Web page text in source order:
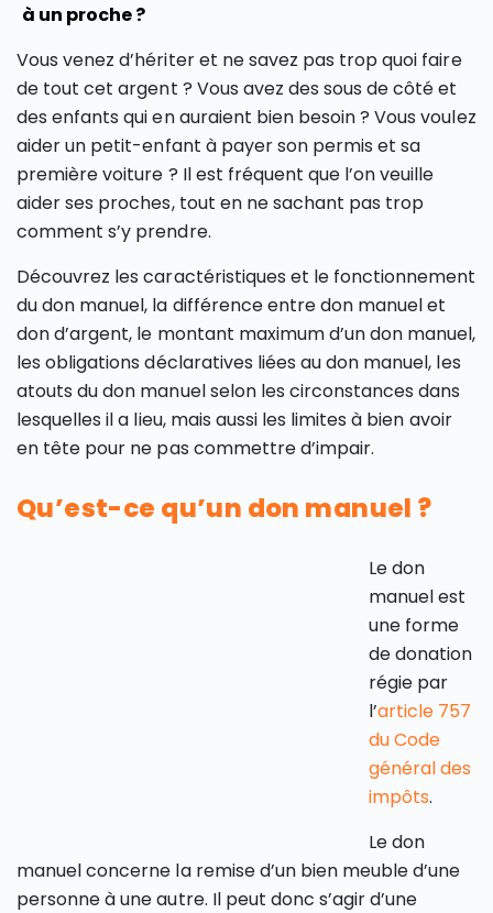
à un proche ?
Vous venez d’hériter et ne savez pas trop quoi faire
de tout cet argent ? Vous avez des sous de côté et
des enfants qui en auraient bien besoin ? Vous voulez
aider un petit-enfant à payer son permis et sa
première voiture ? Il est fréquent que l’on veuille
aider ses proches, tout en ne sachant pas trop
comment s’y prendre.
Découvrez les caractéristiques et le fonctionnement
du don manuel, la différence entre don manuel et
don d’argent, le montant maximum d’un don manuel,
les obligations déclaratives liées au don manuel, les
atouts du don manuel selon les circonstances dans
lesquelles il a lieu, mais aussi les limites à bien avoir
en tête pour ne pas commettre d’impair.
Qu’est-ce qu’un don manuel ?
Le don
manuel est
une forme
de donation
régie par
l’article 757
du Code
général des
impôts.
Le don
manuel concerne la remise d’un bien meuble d’une
personne à une autre. Il peut donc s’agir d’une